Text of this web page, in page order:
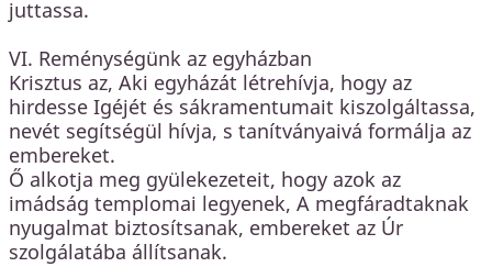
juttassa.
VI. Reménységünk az egyházban
Krisztus az, Aki egyházát létrehívja, hogy az
hirdesse Igéjét és sákramentumait kiszolgáltassa,
nevét segítségül hívja, s tanítványaivá formálja az
embereket.
Ő alkotja meg gyülekezeteit, hogy azok az
imádság templomai legyenek, A megfáradtaknak
nyugalmat biztosítsanak, embereket az Úr
szolgálatába állítsanak.